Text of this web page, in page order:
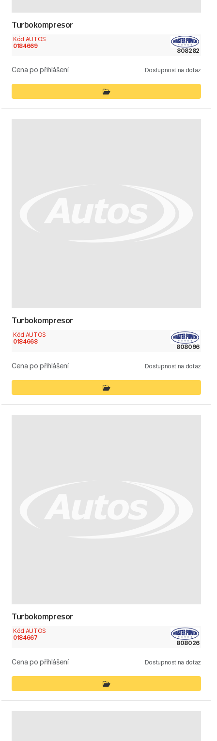
Turbokompresor
Kód AUTOS
0184669
808282
Cena po přihlášení Dostupnost na dotaz
Turbokompresor
Kód AUTOS
0184668
808096
Cena po přihlášení Dostupnost na dotaz
Turbokompresor
Kód AUTOS
0184667
808026
Cena po přihlášení Dostupnost na dotaz